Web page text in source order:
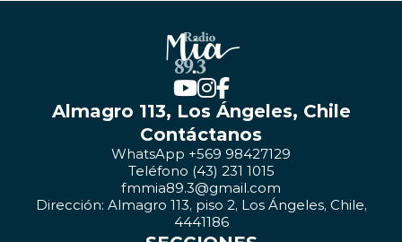
Almagro 113, Los Ángeles, Chile
Contáctanos
WhatsApp +569 98427129
Teléfono (43) 231 1015
fmmia89.3@gmail.com
Dirección: Almagro 113, piso 2, Los Ángeles, Chile,
4441186